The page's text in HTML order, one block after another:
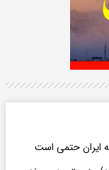
به ایران حتمی است